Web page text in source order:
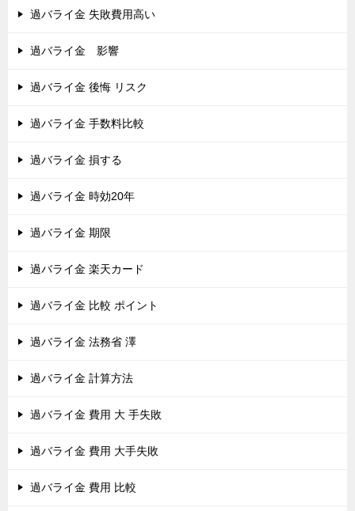
過バライ金 失敗費用高い
過バライ金 影響
過バライ金 後悔 リスク
過バライ金 手数料比較
過バライ金 損する
過バライ金 時効20年
過バライ金 期限
過バライ金 楽天カード
過バライ金 比較 ポイント
過バライ金 法務省 澤
過バライ金 計算方法
過バライ金 費用 大 手失敗
過バライ金 費用 大手失敗
過バライ金 費用 比較